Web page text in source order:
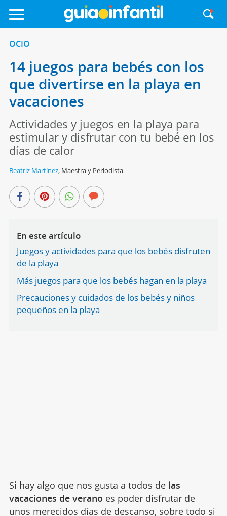
OCIO
14 juegos para bebés con los
que divertirse en la playa en
vacaciones
Actividades y juegos en la playa para
estimular y disfrutar con tu bebé en los
días de calor
Beatriz Martínez, Maestra y Periodista
En este artículo
Juegos y actividades para que los bebés disfruten
de la playa
Más juegos para que los bebés hagan en la playa
Precauciones y cuidados de los bebés y niños
pequeños en la playa
Si hay algo que nos gusta a todos de las
vacaciones de verano es poder disfrutar de
unos merecidos días de descanso, sobre todo si